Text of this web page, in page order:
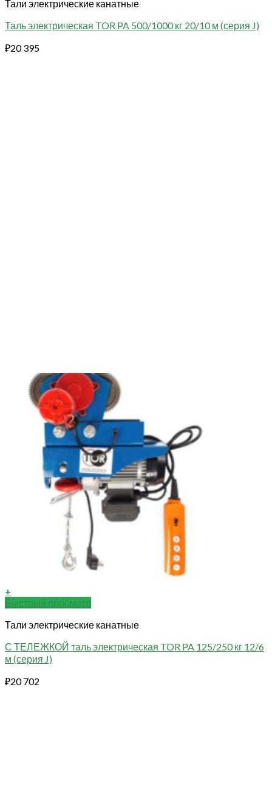
Тали электрические канатные
Таль электрическая TOR PA 500/1000 кг 20/10 м (серия J)
₽20 395
+
Быстрый просмотр
Тали электрические канатные
С ТЕЛЕЖКОЙ таль электрическая TOR PA 125/250 кг 12/6
м (серия J)
₽20 702